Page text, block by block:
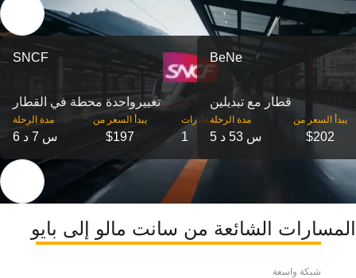
SNCF
تغییرواحدة محطة في القطار
مدة الرحلة
6 س 7 د
‎يبدأ السعر من
$197
‎المغادرات
1
BeNe
قطار مع تبديلين
مدة الرحلة
5 س 53 د
‎يبدأ السعر من
$202
المسارات الشائعة من سانت مالو إلى بايو
شبكة واسعة